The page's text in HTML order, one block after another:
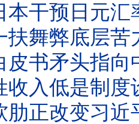
元汇率的用意/王剑每
底层苦力岗都要抢/
矛头指向中国//王剑
是制度设计的结果/
平对外政策/川普政府退关